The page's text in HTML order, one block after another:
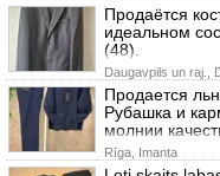
Продаётся
идеальном
(48).
Daugavpils un raj.,
Продается
Рубашка и
молнии
Rīga, Imanta